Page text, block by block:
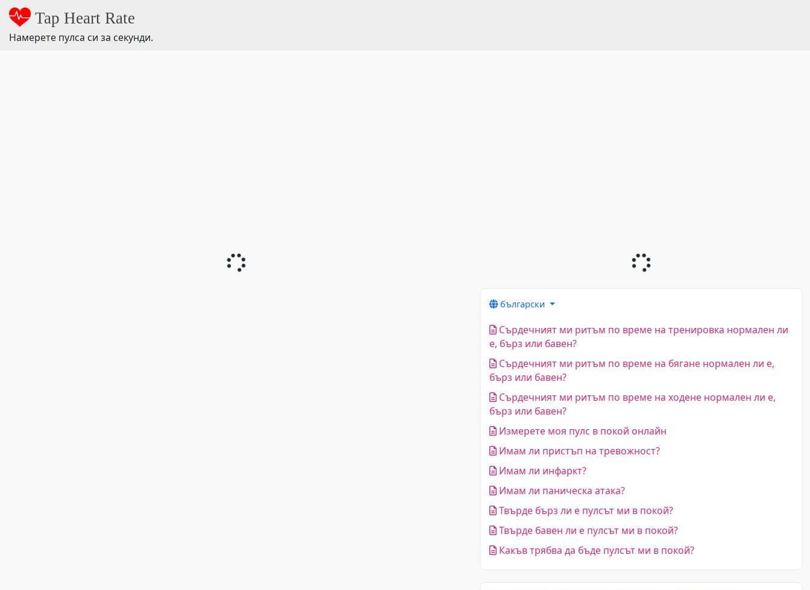
Tap Heart Rate
Намерете пулса си за секунди.
български
Сърдечният ми ритъм по време на тренировка нормален ли
е, бърз или бавен?
Сърдечният ми ритъм по време на бягане нормален ли е,
бърз или бавен?
Сърдечният ми ритъм по време на ходене нормален ли е,
бърз или бавен?
Измерете моя пулс в покой онлайн
Имам ли пристъп на тревожност?
Имам ли инфаркт?
Имам ли паническа атака?
Твърде бърз ли е пулсът ми в покой?
Твърде бавен ли е пулсът ми в покой?
Какъв трябва да бъде пулсът ми в покой?